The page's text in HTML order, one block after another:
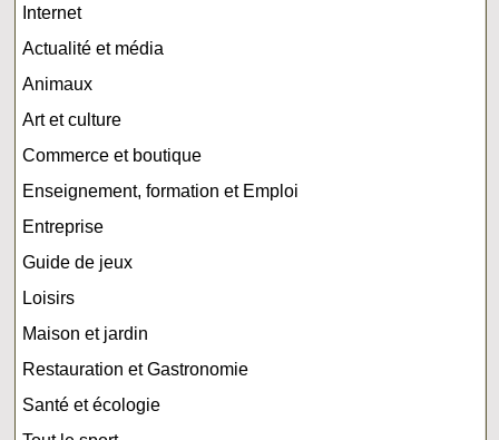
Internet
Actualité et média
Animaux
Art et culture
Commerce et boutique
Enseignement, formation et Emploi
Entreprise
Guide de jeux
Loisirs
Maison et jardin
Restauration et Gastronomie
Santé et écologie